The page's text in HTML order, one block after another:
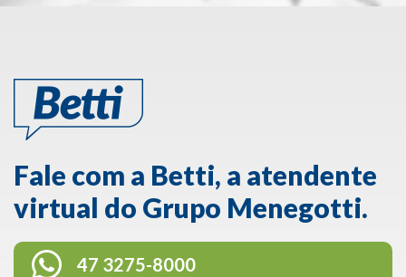
Fale com a Betti, a atendente
virtual do Grupo Menegotti.
47 3275-8000